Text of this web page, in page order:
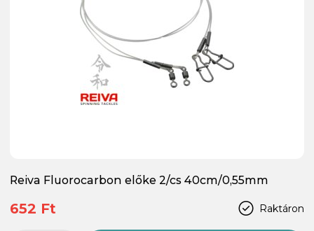
Reiva Fluorocarbon előke 2/cs 40cm/0,55mm
Raktáron
652 Ft